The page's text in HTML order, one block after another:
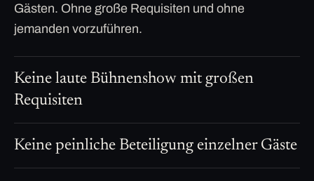
Gästen. Ohne große Requisiten und ohne
jemanden vorzuführen.
Keine laute Bühnenshow mit großen
Requisiten
Keine peinliche Beteiligung einzelner Gäste